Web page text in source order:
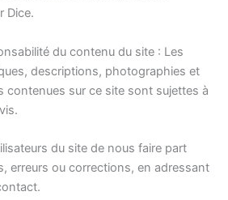
Dice.
du contenu du site : Les
descriptions, photographies et
contenues sur ce site sont sujettes à
du site de nous faire part
erreurs ou corrections, en adressant